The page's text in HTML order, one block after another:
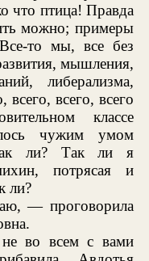
что птица! Правда
можно; примеры
то мы, все без
мышления,
либерализма,
всего, всего, всего
классе
чужим умом
ли? Так ли я
потрясая и
ли?
— проговорила
во всем с вами